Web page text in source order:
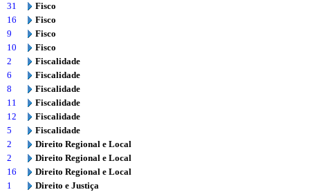
31
Fisco
16
Fisco
9
Fisco
10
Fisco
2
Fiscalidade
6
Fiscalidade
8
Fiscalidade
11
Fiscalidade
12
Fiscalidade
5
Fiscalidade
2
Direito Regional e Local
2
Direito Regional e Local
16
Direito Regional e Local
1
Direito e Justiça